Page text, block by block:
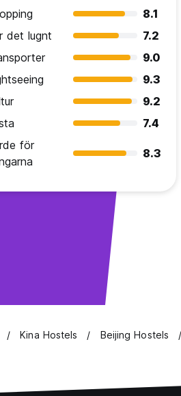
8.1
det lugnt
7.2
9.0
9.3
9.2
7.4
för
8.3
Kina Hostels Beijing Hostels